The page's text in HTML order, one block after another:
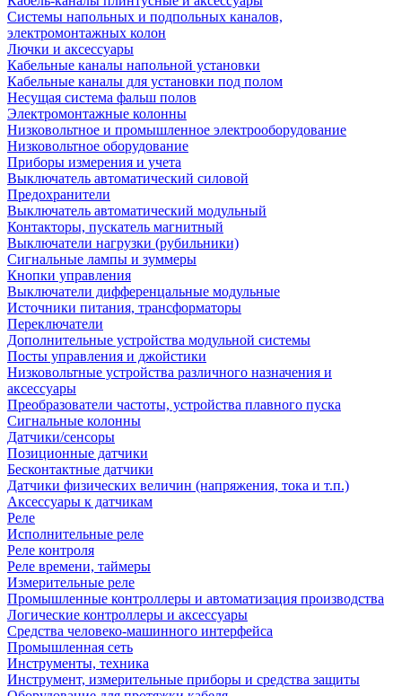
Системы напольных и подпольных каналов,
электромонтажных колон
Лючки и аксессуары
Кабельные каналы напольной установки
Кабельные каналы для установки под полом
Несущая система фальш полов
Электромонтажные колонны
Низковольтное и промышленное электрооборудование
Низковольтное оборудование
Приборы измерения и учета
Выключатель автоматический силовой
Предохранители
Выключатель автоматический модульный
Контакторы, пускатель магнитный
Выключатели нагрузки (рубильники)
Сигнальные лампы и зуммеры
Кнопки управления
Выключатели дифференцальные модульные
Источники питания, трансформаторы
Переключатели
Дополнительные устройства модульной системы
Посты управления и джойстики
Низковольтные устройства различного назначения и
аксессуары
Преобразователи частоты, устройства плавного пуска
Сигнальные колонны
Датчики/сенсоры
Позиционные датчики
Бесконтактные датчики
Датчики физических величин (напряжения, тока и т.п.)
Аксессуары к датчикам
Реле
Исполнительные реле
Реле контроля
Реле времени, таймеры
Измерительные реле
Промышленные контроллеры и автоматизация производства
Логические контроллеры и аксессуары
Средства человеко-машинного интерфейса
Промышленная сеть
Инструменты, техника
Инструмент, измерительные приборы и средства защиты